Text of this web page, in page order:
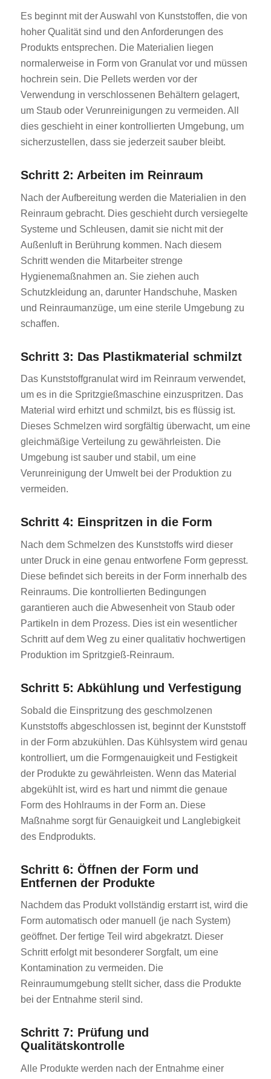
Es beginnt mit der Auswahl von Kunststoffen, die von
hoher Qualität sind und den Anforderungen des
Produkts entsprechen. Die Materialien liegen
normalerweise in Form von Granulat vor und müssen
hochrein sein. Die Pellets werden vor der
Verwendung in verschlossenen Behältern gelagert,
um Staub oder Verunreinigungen zu vermeiden. All
dies geschieht in einer kontrollierten Umgebung, um
sicherzustellen, dass sie jederzeit sauber bleibt.
Schritt 2: Arbeiten im Reinraum
Nach der Aufbereitung werden die Materialien in den
Reinraum gebracht. Dies geschieht durch versiegelte
Systeme und Schleusen, damit sie nicht mit der
Außenluft in Berührung kommen. Nach diesem
Schritt wenden die Mitarbeiter strenge
Hygienemaßnahmen an. Sie ziehen auch
Schutzkleidung an, darunter Handschuhe, Masken
und Reinraumanzüge, um eine sterile Umgebung zu
schaffen.
Schritt 3: Das Plastikmaterial schmilzt
Das Kunststoffgranulat wird im Reinraum verwendet,
um es in die Spritzgießmaschine einzuspritzen. Das
Material wird erhitzt und schmilzt, bis es flüssig ist.
Dieses Schmelzen wird sorgfältig überwacht, um eine
gleichmäßige Verteilung zu gewährleisten. Die
Umgebung ist sauber und stabil, um eine
Verunreinigung der Umwelt bei der Produktion zu
vermeiden.
Schritt 4: Einspritzen in die Form
Nach dem Schmelzen des Kunststoffs wird dieser
unter Druck in eine genau entworfene Form gepresst.
Diese befindet sich bereits in der Form innerhalb des
Reinraums. Die kontrollierten Bedingungen
garantieren auch die Abwesenheit von Staub oder
Partikeln in dem Prozess. Dies ist ein wesentlicher
Schritt auf dem Weg zu einer qualitativ hochwertigen
Produktion im Spritzgieß-Reinraum.
Schritt 5: Abkühlung und Verfestigung
Sobald die Einspritzung des geschmolzenen
Kunststoffs abgeschlossen ist, beginnt der Kunststoff
in der Form abzukühlen. Das Kühlsystem wird genau
kontrolliert, um die Formgenauigkeit und Festigkeit
der Produkte zu gewährleisten. Wenn das Material
abgekühlt ist, wird es hart und nimmt die genaue
Form des Hohlraums in der Form an. Diese
Maßnahme sorgt für Genauigkeit und Langlebigkeit
des Endprodukts.
Schritt 6: Öffnen der Form und
Entfernen der Produkte
Nachdem das Produkt vollständig erstarrt ist, wird die
Form automatisch oder manuell (je nach System)
geöffnet. Der fertige Teil wird abgekratzt. Dieser
Schritt erfolgt mit besonderer Sorgfalt, um eine
Kontamination zu vermeiden. Die
Reinraumumgebung stellt sicher, dass die Produkte
bei der Entnahme steril sind.
Schritt 7: Prüfung und
Qualitätskontrolle
Alle Produkte werden nach der Entnahme einer